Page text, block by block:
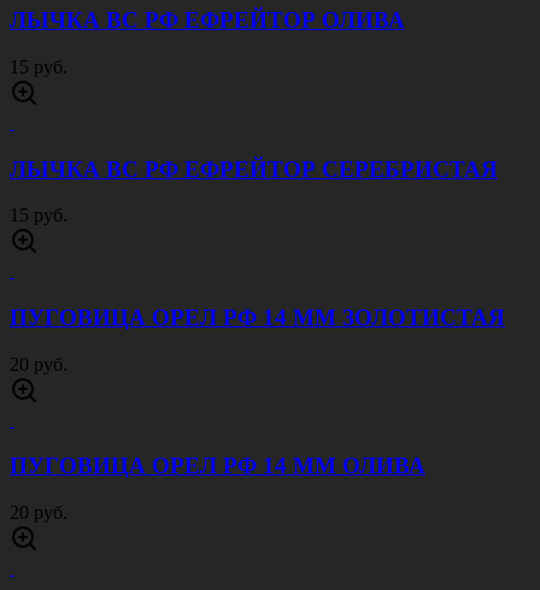
ЛЫЧКА ВС РФ ЕФРЕЙТОР ОЛИВА
15 руб.
ЛЫЧКА ВС РФ ЕФРЕЙТОР СЕРЕБРИСТАЯ
15 руб.
ПУГОВИЦА ОРЕЛ РФ 14 ММ ЗОЛОТИСТАЯ
20 руб.
ПУГОВИЦА ОРЕЛ РФ 14 ММ ОЛИВА
20 руб.